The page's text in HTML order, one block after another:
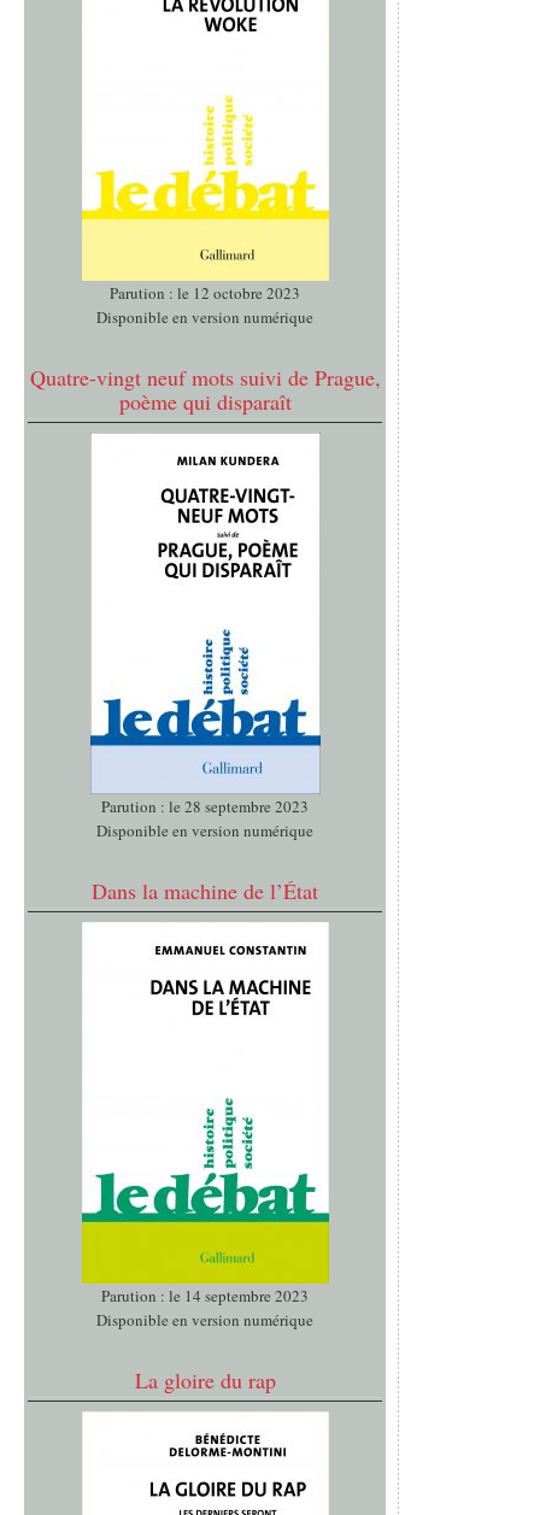
Parution : le 12 octobre 2023
Disponible en version numérique
Quatre-vingt neuf mots suivi de Prague,
poème qui disparaît
Parution : le 28 septembre 2023
Disponible en version numérique
Dans la machine de l’État
Parution : le 14 septembre 2023
Disponible en version numérique
La gloire du rap